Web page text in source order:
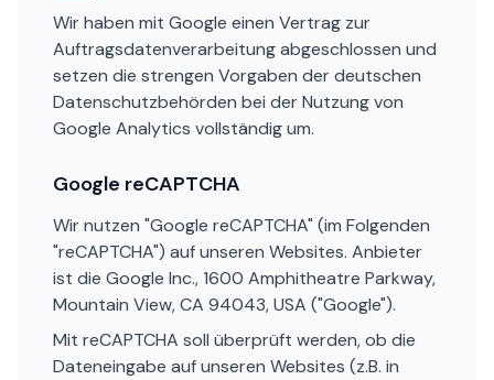
Wir haben mit Google einen Vertrag zur
Auftragsdatenverarbeitung abgeschlossen und
setzen die strengen Vorgaben der deutschen
Datenschutzbehörden bei der Nutzung von
Google Analytics vollständig um.
Google reCAPTCHA
Wir nutzen "Google reCAPTCHA" (im Folgenden
"reCAPTCHA") auf unseren Websites. Anbieter
ist die Google Inc., 1600 Amphitheatre Parkway,
Mountain View, CA 94043, USA ("Google").
Mit reCAPTCHA soll überprüft werden, ob die
Dateneingabe auf unseren Websites (z.B. in